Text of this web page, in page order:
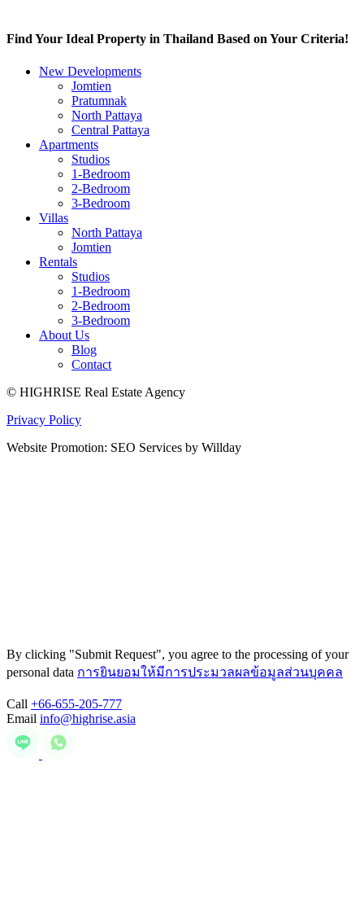
Find Your Ideal Property in Thailand Based on Your Criteria!
New Developments
Jomtien
Pratumnak
North Pattaya
Central Pattaya
Apartments
Studios
1-Bedroom
2-Bedroom
3-Bedroom
Villas
North Pattaya
Jomtien
Rentals
Studios
1-Bedroom
2-Bedroom
3-Bedroom
About Us
Blog
Contact
© HIGHRISE Real Estate Agency
Privacy Policy
Website Promotion: SEO Services by Willday
By clicking "Submit Request", you agree to the processing of your
personal data การยินยอมให้มีการประมวลผลข้อมูลส่วนบุคคล
Call +66-655-205-777
Email info@highrise.asia